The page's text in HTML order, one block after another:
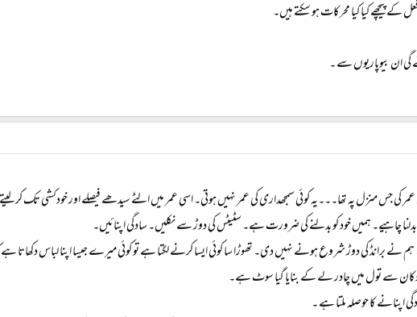
پیچھے کیا کیا محرکات ہو سکتے ہیں۔
ان بیوپاریوں سے ۔
عمر کی جس منزل پہ تھا۔۔۔یہ کوئی سمجھداری کی عمر نہیں ہوتی۔ اسی عمر میں الٹے سیدھے فیصلے اور خودکشی تک کر
چاہیے۔ ہمیں خود کو بدلنے کی ضرورت ہے۔ سٹیٹس کی دوڑ سے نکلیں۔ سادگی اپنائیں۔
ہم نے برانڈ کی دوڑ شروع ہونے نہیں دی۔ تھوڑا سا کوئی ایسا کرنے لگتا ہے تو کوئی میرے جیسا اپنا لباس
سے تول میں چادر لے کے بنایا گیا سوٹ ہے۔
کا حوصلہ ملتا ہے ۔